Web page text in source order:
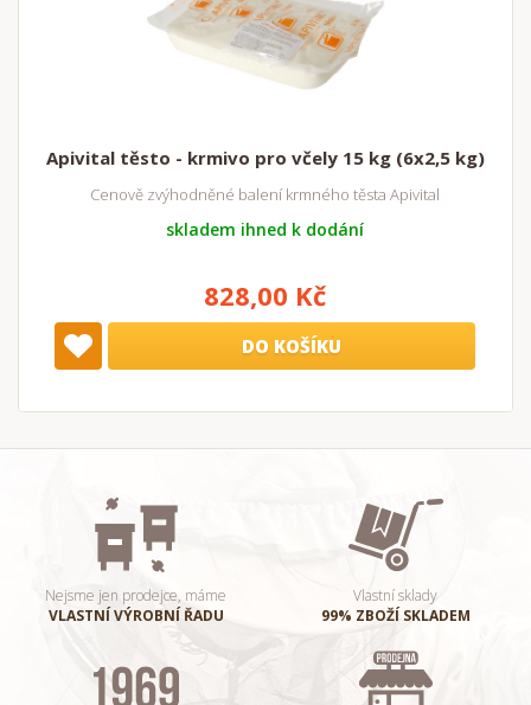
Apivital těsto - krmivo pro včely 15 kg (6x2,5 kg)
Cenově zvýhodněné balení krmného těsta Apivital
skladem ihned k dodání
828,00 Kč
DO KOŠÍKU
Nejsme jen prodejce, máme
VLASTNÍ VÝROBNÍ ŘADU
Vlastní sklady
99% ZBOŽÍ SKLADEM